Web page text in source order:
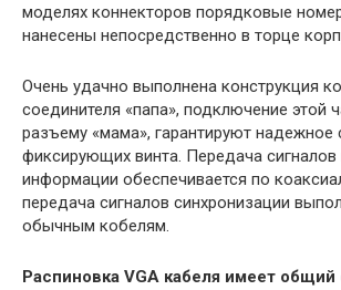
моделях коннекторов порядковые
нанесены непосредственно в торце
Очень удачно выполнена конструкция
соединителя «папа», подключение этой
разъему «мама», гарантируют надежное
фиксирующих винта. Передача сигналов
информации обеспечивается по
передача сигналов синхронизации
обычным кобелям.
Распиновка VGA кабеля имеет общий